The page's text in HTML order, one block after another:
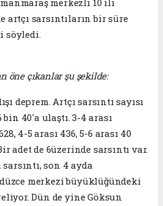
merkezli 10 ili
artçı sarsıntıların bir süre
söyledi.
öne çıkanlar şu şekilde:
deprem. Artçı sarsıntı sayısı
40'a ulaştı. 3-4 arası
4-5 arası 436, 5-6 arası 40
adet de 6üzerinde sarsıntı var.
sarsıntı, son 4 ayda
düzce merkezi büyüklüğündeki
Dün de yine Göksun